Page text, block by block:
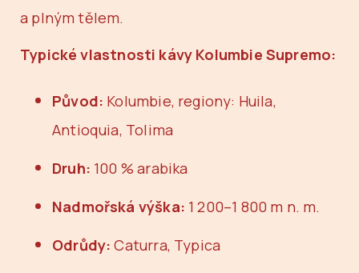
a plným tělem.
Typické vlastnosti kávy Kolumbie Supremo:
Původ: Kolumbie, regiony: Huila,
Antioquia, Tolima
Druh: 100 % arabika
Nadmořská výška: 1 200–1 800 m n. m.
Odrůdy: Caturra, Typica